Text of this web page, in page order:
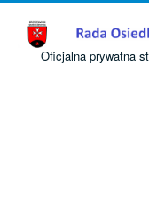
Oficjalna prywatna